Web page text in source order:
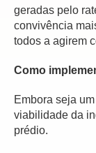
geradas pelo
convivência
todos a agirem
Como
Embora seja
viabilidade da
prédio.